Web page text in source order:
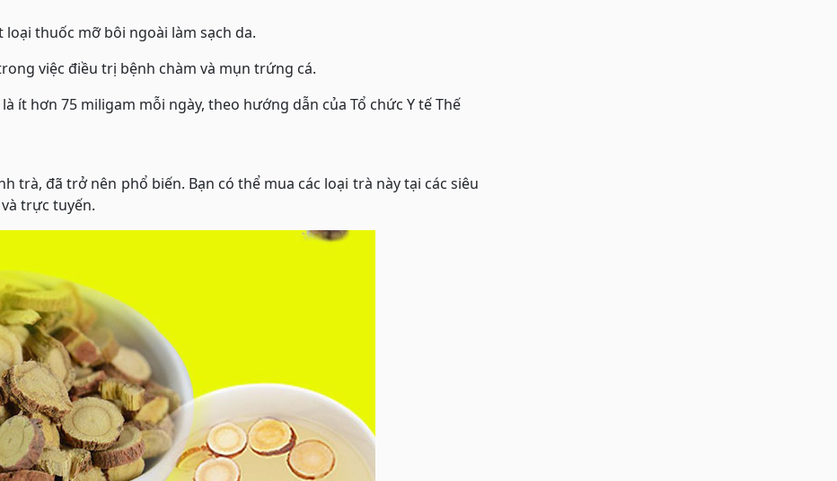
thuốc mỡ bôi ngoài làm sạch da.
việc điều trị bệnh chàm và mụn trứng cá.
ít hơn 75 miligam mỗi ngày, theo hướng dẫn của Tổ chức Y tế Thế
trà, đã trở nên phổ biến. Bạn có thể mua các loại trà này tại các siêu
trực tuyến.